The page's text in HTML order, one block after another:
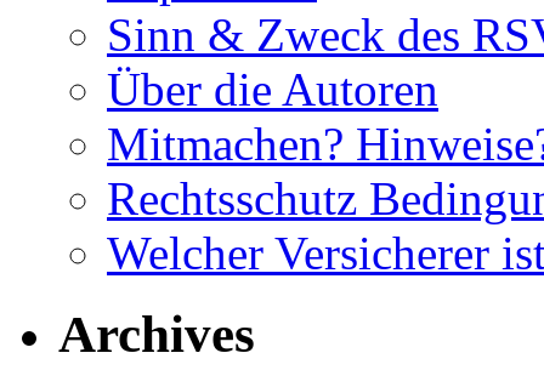
Sinn & Zweck des
Über die Autoren
Mitmachen?
Rechtsschutz
Welcher Versicherer
Archives